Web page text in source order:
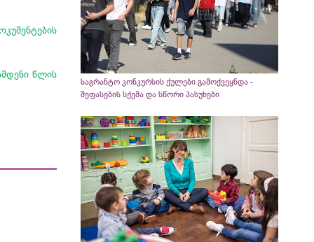
წლის
საგრანტო კონკურსის ქულები გამოქვეყნდა -
შეფასების სქემა და სწორი პასუხები